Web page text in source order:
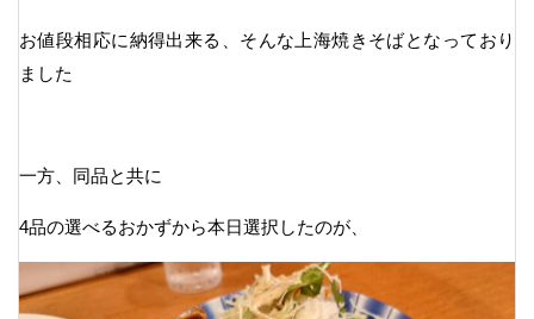
お値段相応に納得出来る、そんな上海焼きそばとなっており
ました
一方、同品と共に
4品の選べるおかずから本日選択したのが、